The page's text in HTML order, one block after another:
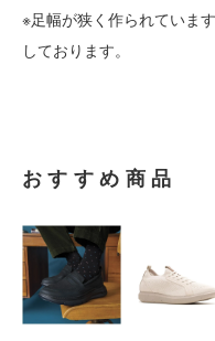
※足幅が狭く作られていま
しております。
おすすめ商品